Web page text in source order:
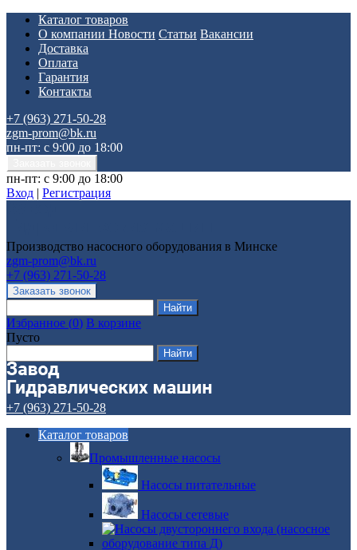
Каталог товаров
О компании Новости Статьи Вакансии
Доставка
Оплата
Гарантия
Контакты
+7 (963) 271-50-28
zgm-prom@bk.ru
пн-пт: с 9:00 до 18:00
пн-пт: с 9:00 до 18:00
Вход | Регистрация
Производство насосного оборудования в Минске
zgm-prom@bk.ru
+7 (963) 271-50-28
Избранное (0) В корзине
Пусто
+7 (963) 271-50-28
Каталог товаров
Промышленные насосы
Насосы питательные
Насосы сетевые